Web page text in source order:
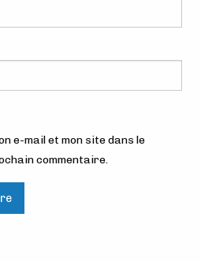
e-mail et mon site dans le
commentaire.